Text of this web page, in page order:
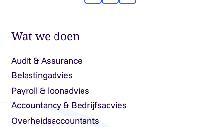
Wat we doen
Audit & Assurance
Belastingadvies
Payroll & loonadvies
Accountancy & Bedrijfsadvies
Overheidsaccountants